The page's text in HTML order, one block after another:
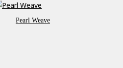
Pearl Weave